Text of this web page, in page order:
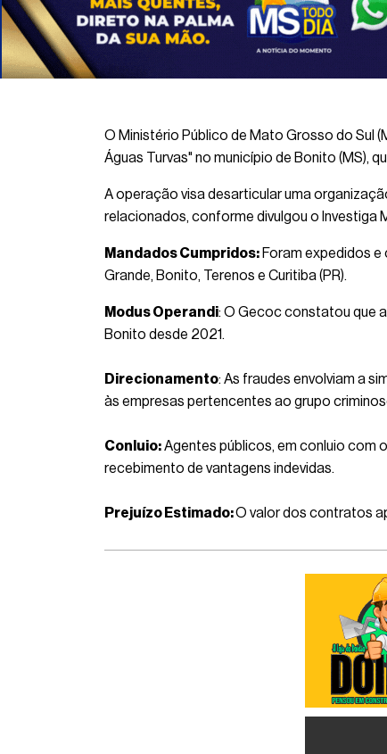
O Ministério Público de Mato Grosso do Sul
Águas Turvas" no município de Bonito (MS),
A operação visa desarticular uma
relacionados, conforme divulgou o Investiga
Mandados Cumpridos: Foram expedidos e
Grande, Bonito, Terenos e Curitiba (PR).
Modus Operandi: O Gecoc constatou que
Bonito desde 2021.
Direcionamento: As fraudes envolviam a
às empresas pertencentes ao grupo
Conluio:Agentes públicos, em conluio com
recebimento de vantagens indevidas.
Prejuízo Estimado:O valor dos contratos